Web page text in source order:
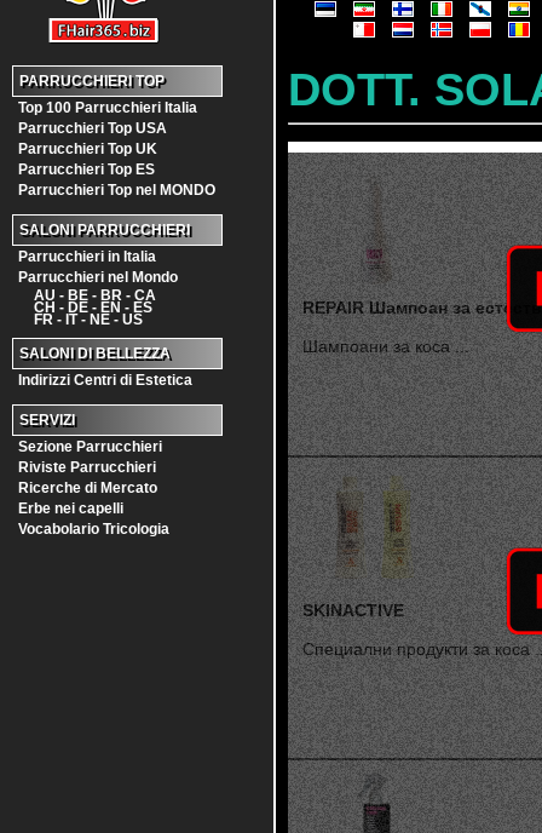
PARRUCCHIERI TOP
Top 100 Parrucchieri Italia
Parrucchieri Top USA
Parrucchieri Top UK
Parrucchieri Top ES
Parrucchieri Top nel MONDO
SALONI PARRUCCHIERI
Parrucchieri in Italia
Parrucchieri nel Mondo
AU - BE - BR - CA
CH - DE - EN - ES
FR - IT - NE - US
SALONI DI BELLEZZA
Indirizzi Centri di Estetica
SERVIZI
Sezione Parrucchieri
Riviste Parrucchieri
Ricerche di Mercato
Erbe nei capelli
Vocabolario Tricologia
DOTT.
REPAIR Шампоан за
Шампоани за коса ...
SKINACTIVE
Специални продукти за коса